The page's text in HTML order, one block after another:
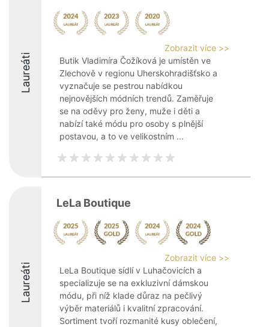
Laureáti
Zobrazit více >>
Butik Vladimíra Čožíková je umístěn ve
Zlechově v regionu Uherskohradišťsko a
vyznačuje se pestrou nabídkou
nejnovějších módních trendů. Zaměřuje
se na oděvy pro ženy, muže i děti a
nabízí také módu pro osoby s plnější
postavou, a to ve velikostním ...
Laureáti
LeLa Boutique
Zobrazit více >>
LeLa Boutique sídlí v Luhačovicích a
specializuje se na exkluzivní dámskou
módu, při níž klade důraz na pečlivý
výběr materiálů i kvalitní zpracování.
Sortiment tvoří rozmanité kusy oblečení,